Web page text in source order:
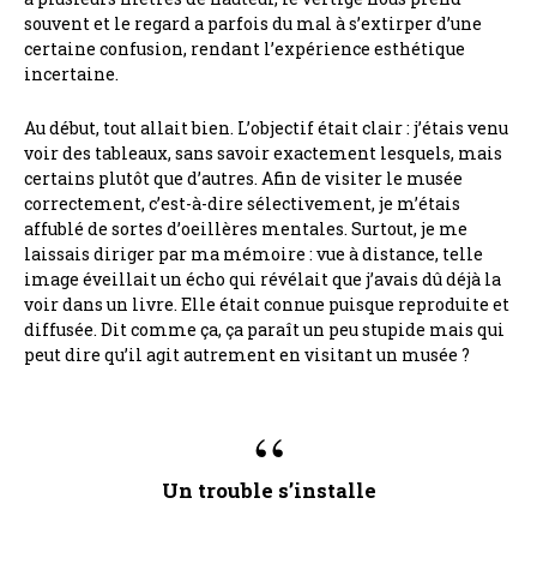
souvent et le regard a parfois du mal à s’extirper d’une
certaine confusion, rendant l’expérience esthétique
incertaine.
Au début, tout allait bien. L’objectif était clair : j’étais venu
voir des tableaux, sans savoir exactement lesquels, mais
certains plutôt que d’autres. Afin de visiter le musée
correctement, c’est-à-dire sélectivement, je m’étais
affublé de sortes d’oeillères mentales. Surtout, je me
laissais diriger par ma mémoire : vue à distance, telle
image éveillait un écho qui révélait que j’avais dû déjà la
voir dans un livre. Elle était connue puisque reproduite et
diffusée. Dit comme ça, ça paraît un peu stupide mais qui
peut dire qu’il agit autrement en visitant un musée ?
Un trouble s’installe